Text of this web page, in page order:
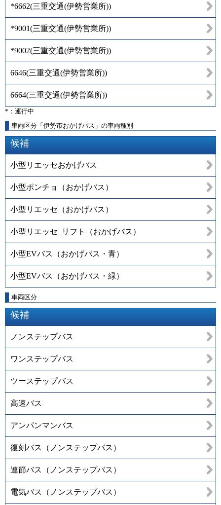
*6662(三重交通(伊勢営業所))
*9001(三重交通(伊勢営業所))
*9002(三重交通(伊勢営業所))
6646(三重交通(伊勢営業所))
6664(三重交通(伊勢営業所))
*：運行中
車両区分「伊勢市おかげバス」の車両種別
候補
小型リエッセおかげバス
小型ポンチョ（おかげバス）
小型リエッセ（おかげバス）
小型リエッセ_リフト（おかげバス）
小型EVバス（おかげバス・青）
小型EVバス（おかげバス・緑）
車両区分
候補
ノンステップバス
ワンステップバス
ツーステップバス
高速バス
アンパンマンバス
復刻バス（ノンステップバス）
連節バス（ノンステップバス）
電気バス（ノンステップバス）